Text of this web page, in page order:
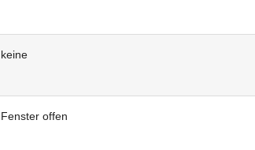
keine
Fenster offen